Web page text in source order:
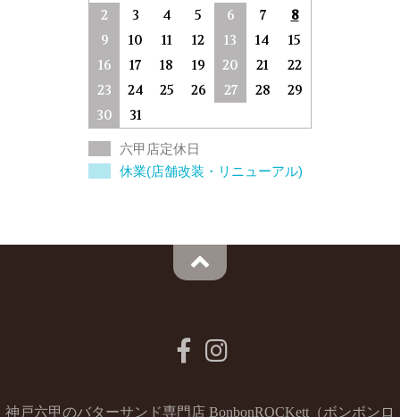
2
3 4 5 6 7
8
9
10 11 12 13 14
15
16
17 18 19 20 21
22
23
24 25 26 27 28
29
30
31
六甲店定休日
休業(店舗改装・リニューアル)
神戸六甲のバターサンド専門店 BonbonROCKett（ボンボンロ